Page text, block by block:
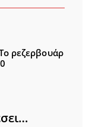
ρεζερβουάρ